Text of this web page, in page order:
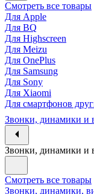
Смотреть все товары
Для Apple
Для BQ
Для Highscreen
Для Meizu
Для OnePlus
Для Samsung
Для Sony
Для Xiaomi
Для смартфонов
Звонки, динамики и
Звонки, динамики и
Смотреть все товары
Звонки, динамики,